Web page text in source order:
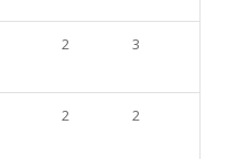
2 3
2 2